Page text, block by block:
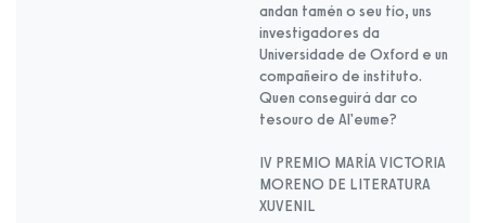
andan tamén o seu tío, uns
investigadores da
Universidade de Oxford e un
compañeiro de instituto.
Quen conseguirá dar co
tesouro de Al'eume?
IV PREMIO MARÍA VICTORIA
MORENO DE LITERATURA
XUVENIL